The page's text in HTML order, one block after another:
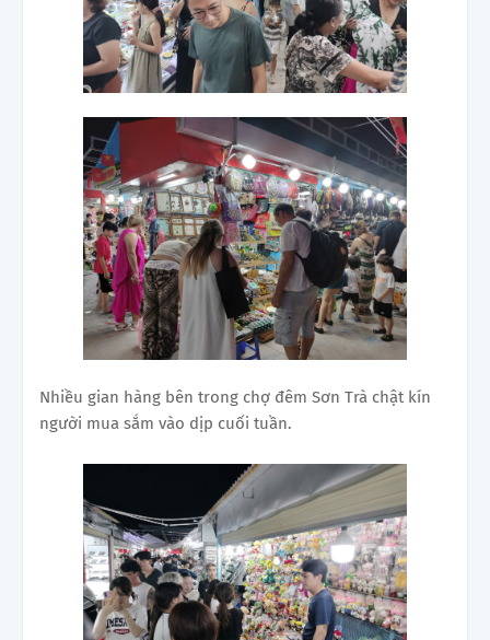
Nhiều gian hàng bên trong chợ đêm Sơn Trà chật kín
người mua sắm vào dịp cuối tuần.